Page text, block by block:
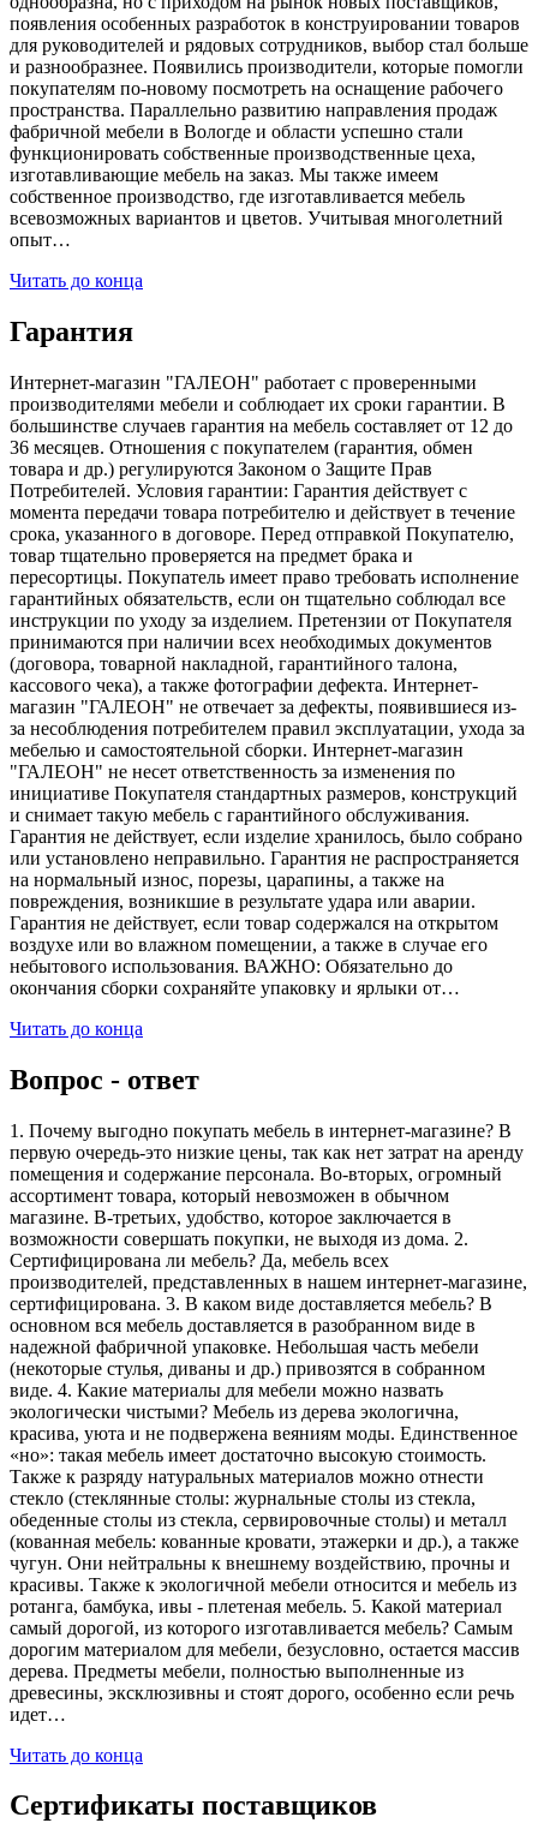
появления особенных разработок в конструировании товаров
для руководителей и рядовых сотрудников, выбор стал больше
и разнообразнее. Появились производители, которые помогли
покупателям по-новому посмотреть на оснащение рабочего
пространства. Параллельно развитию направления продаж
фабричной мебели в Вологде и области успешно стали
функционировать собственные производственные цеха,
изготавливающие мебель на заказ. Мы также имеем
собственное производство, где изготавливается мебель
всевозможных вариантов и цветов. Учитывая многолетний
опыт…
Читать до конца
Гарантия
Интернет-магазин "ГАЛЕОН" работает с проверенными
производителями мебели и соблюдает их сроки гарантии. В
большинстве случаев гарантия на мебель составляет от 12 до
36 месяцев. Отношения с покупателем (гарантия, обмен
товара и др.) регулируются Законом о Защите Прав
Потребителей. Условия гарантии: Гарантия действует с
момента передачи товара потребителю и действует в течение
срока, указанного в договоре. Перед отправкой Покупателю,
товар тщательно проверяется на предмет брака и
пересортицы. Покупатель имеет право требовать исполнение
гарантийных обязательств, если он тщательно соблюдал все
инструкции по уходу за изделием. Претензии от Покупателя
принимаются при наличии всех необходимых документов
(договора, товарной накладной, гарантийного талона,
кассового чека), а также фотографии дефекта. Интернет-
магазин "ГАЛЕОН" не отвечает за дефекты, появившиеся из-
за несоблюдения потребителем правил эксплуатации, ухода за
мебелью и самостоятельной сборки. Интернет-магазин
"ГАЛЕОН" не несет ответственность за изменения по
инициативе Покупателя стандартных размеров, конструкций
и снимает такую мебель с гарантийного обслуживания.
Гарантия не действует, если изделие хранилось, было собрано
или установлено неправильно. Гарантия не распространяется
на нормальный износ, порезы, царапины, а также на
повреждения, возникшие в результате удара или аварии.
Гарантия не действует, если товар содержался на открытом
воздухе или во влажном помещении, а также в случае его
небытового использования. ВАЖНО: Обязательно до
окончания сборки сохраняйте упаковку и ярлыки от…
Читать до конца
Вопрос - ответ
1. Почему выгодно покупать мебель в интернет-магазине? В
первую очередь-это низкие цены, так как нет затрат на аренду
помещения и содержание персонала. Во-вторых, огромный
ассортимент товара, который невозможен в обычном
магазине. В-третьих, удобство, которое заключается в
возможности совершать покупки, не выходя из дома. 2.
Сертифицирована ли мебель? Да, мебель всех
производителей, представленных в нашем интернет-магазине,
сертифицирована. 3. В каком виде доставляется мебель? В
основном вся мебель доставляется в разобранном виде в
надежной фабричной упаковке. Небольшая часть мебели
(некоторые стулья, диваны и др.) привозятся в собранном
виде. 4. Какие материалы для мебели можно назвать
экологически чистыми? Мебель из дерева экологична,
красива, уюта и не подвержена веяниям моды. Единственное
«но»: такая мебель имеет достаточно высокую стоимость.
Также к разряду натуральных материалов можно отнести
стекло (стеклянные столы: журнальные столы из стекла,
обеденные столы из стекла, сервировочные столы) и металл
(кованная мебель: кованные кровати, этажерки и др.), а также
чугун. Они нейтральны к внешнему воздействию, прочны и
красивы. Также к экологичной мебели относится и мебель из
ротанга, бамбука, ивы - плетеная мебель. 5. Какой материал
самый дорогой, из которого изготавливается мебель? Самым
дорогим материалом для мебели, безусловно, остается массив
дерева. Предметы мебели, полностью выполненные из
древесины, эксклюзивны и стоят дорого, особенно если речь
идет…
Читать до конца
Сертификаты поставщиков